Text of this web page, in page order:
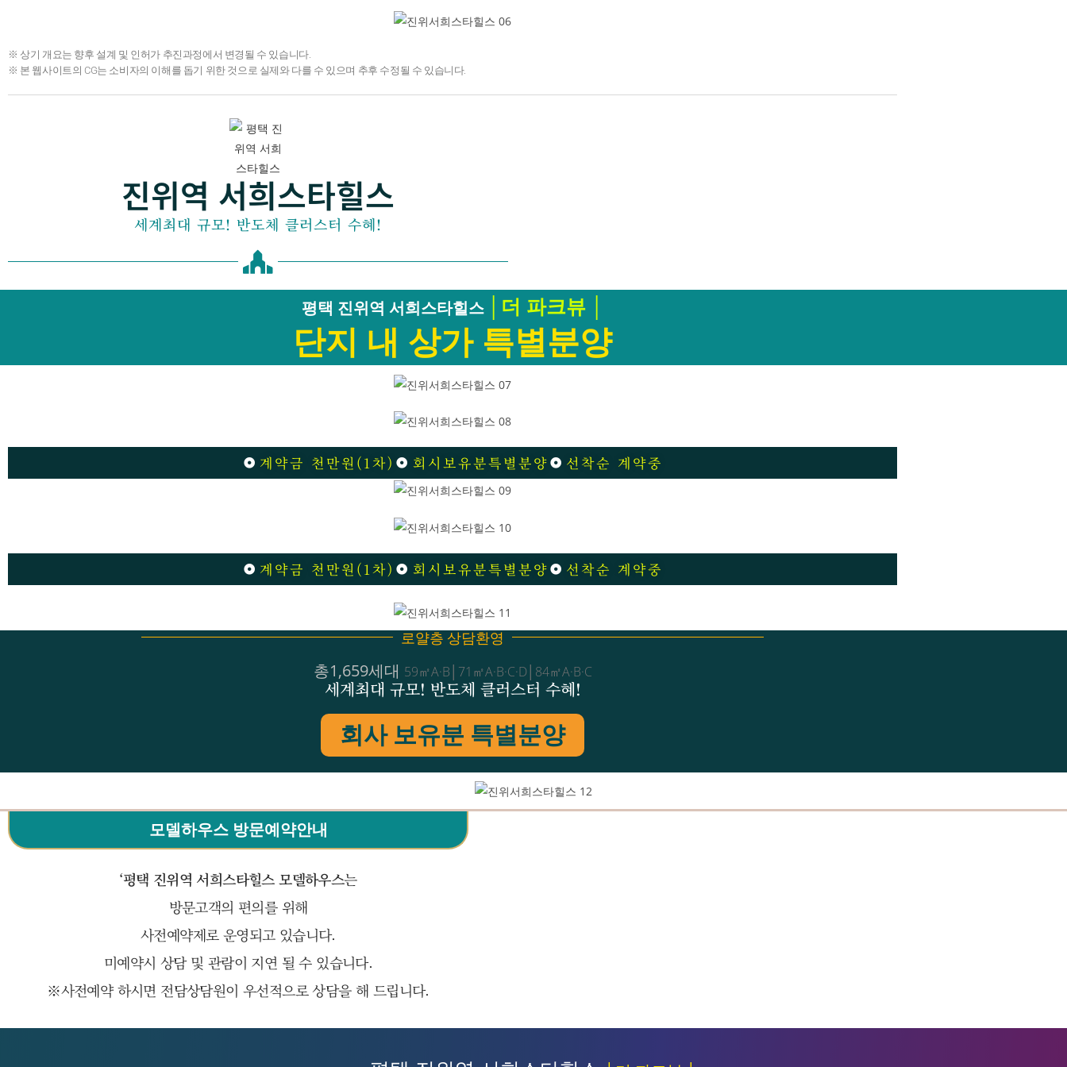
※ 상기 개요는 향후 설계 및 인허가 추진과정에서 변경될 수 있습니다.
※ 본 웹사이트의 CG는 소비자의 이해를 돕기 위한 것으로 실제와 다를 수 있으며 추후 수정될 수 있습니다.
진위역 서희스타힐스
세계최대 규모! 반도체 클러스터 수혜!
평택 진위역 서희스타힐스 │더 파크뷰 │
단지 내 상가 특별분양
계약금 천만원(1차) 회시보유분특별분양 선착순 계약중
계약금 천만원(1차) 회시보유분특별분양 선착순 계약중
로얄층 상담환영
총1,659세대 59㎡A·B│71㎡A·B·C·D│84㎡A·B·C
세계최대 규모! 반도체 클러스터 수혜!
회사 보유분 특별분양
모델하우스 방문예약안내
‘평택 진위역 서희스타힐스 모델하우스는
방문고객의 편의를 위해
사전예약제로 운영되고 있습니다.
미예약시 상담 및 관람이 지연 될 수 있습니다.
※사전예약 하시면 전담상담원이 우선적으로 상담을 해 드립니다.